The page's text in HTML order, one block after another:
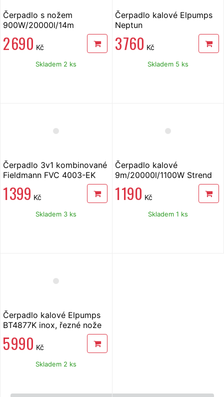
Čerpadlo s nožem
900W/20000l/14m
2 690 Kč
Skladem 2 ks
Čerpadlo kalové Elpumps
Neptun
3 760 Kč
Skladem 5 ks
Čerpadlo 3v1 kombinované
Fieldmann FVC 4003-EK
1 399 Kč
Skladem 3 ks
Čerpadlo kalové
9m/20000l/1100W Strend
1 190 Kč
Skladem 1 ks
Čerpadlo kalové Elpumps
BT4877K inox, řezné nože
5 990 Kč
Skladem 2 ks